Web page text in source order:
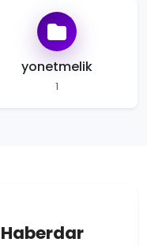
yonetmelik
1